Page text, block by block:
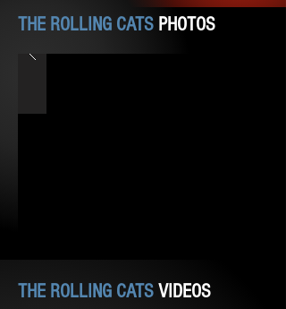
THE ROLLING CATS PHOTOS
THE ROLLING CATS VIDEOS